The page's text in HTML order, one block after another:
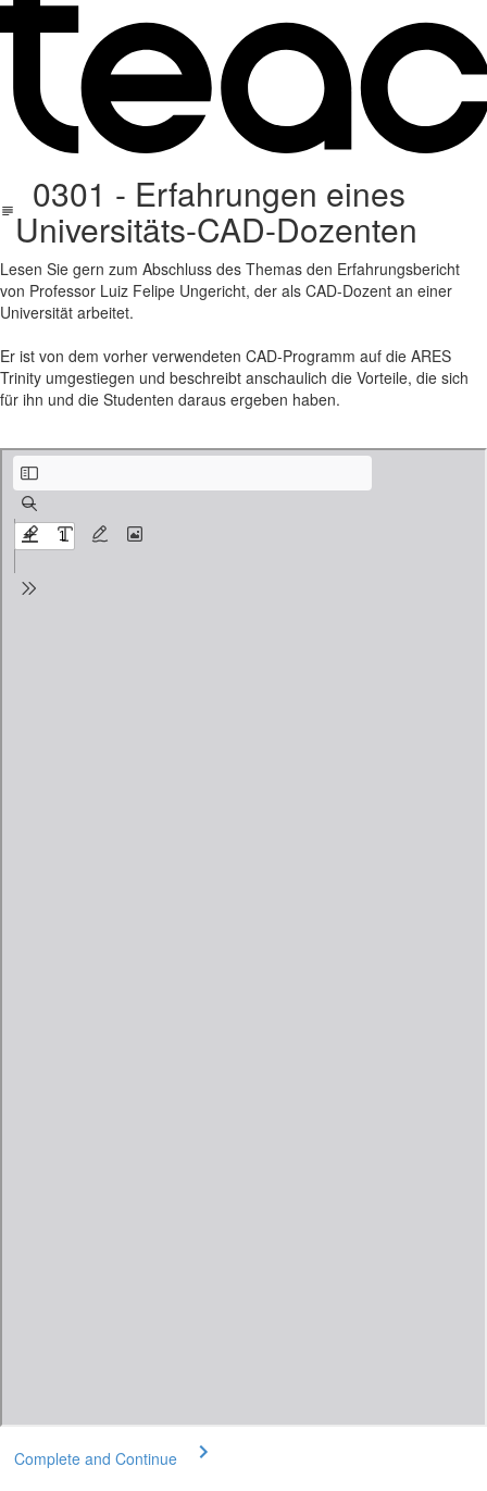
0301 - Erfahrungen eines
Universitäts-CAD-Dozenten
Lesen Sie gern zum Abschluss des Themas den Erfahrungsbericht
von Professor Luiz Felipe Ungericht, der als CAD-Dozent an einer
Universität arbeitet.
Er ist von dem vorher verwendeten CAD-Programm auf die ARES
Trinity umgestiegen und beschreibt anschaulich die Vorteile, die sich
für ihn und die Studenten daraus ergeben haben.
Complete and Continue